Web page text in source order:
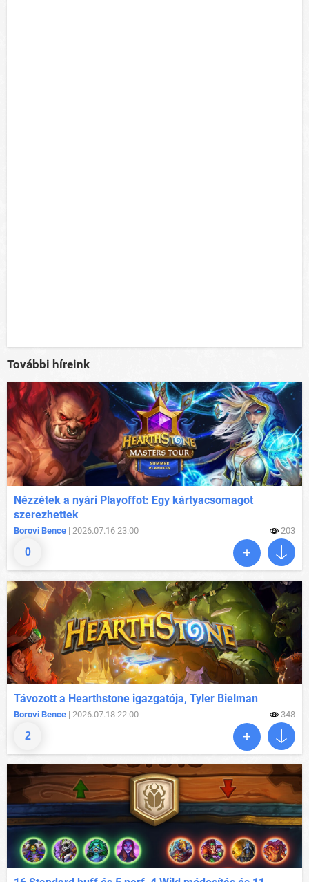
További híreink
0
Nézzétek a nyári Playoffot: Egy kártyacsomagot
szerezhettek
Borovi Bence | 2026.07.16 23:00 203
2
Távozott a Hearthstone igazgatója, Tyler Bielman
Borovi Bence | 2026.07.18 22:00 348